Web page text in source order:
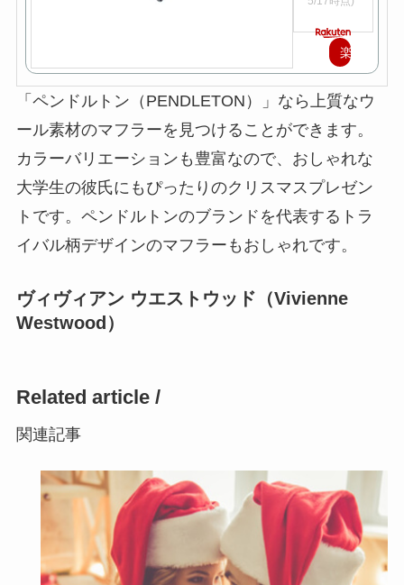
楽
で
購
入
「ペンドルトン（PENDLETON）」なら上質なウ
ール素材のマフラーを見つけることができます。
カラーバリエーションも豊富なので、おしゃれな
大学生の彼氏にもぴったりのクリスマスプレゼン
トです。ペンドルトンのブランドを代表するトラ
イバル柄デザインのマフラーもおしゃれです。
ヴィヴィアン ウエストウッド（Vivienne
Westwood）
Related article /
関連記事